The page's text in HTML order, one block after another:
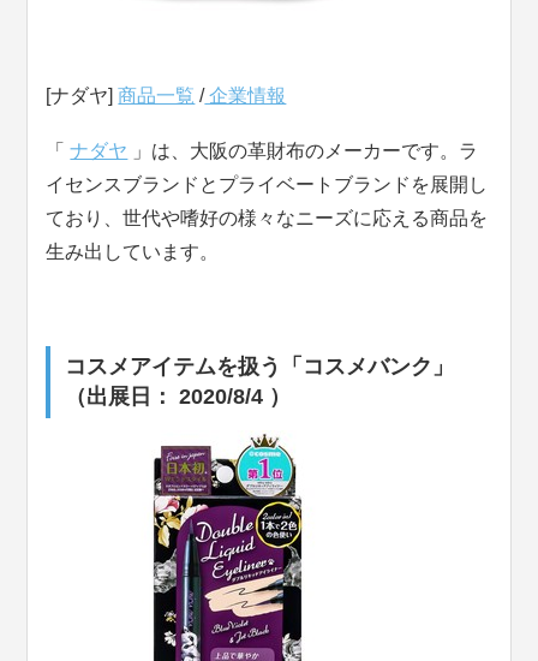
[ナダヤ]商品一覧 /企業情報
「ナダヤ 」は、大阪の革財布のメーカーです。ラ
イセンスブランドとプライベートブランドを展開し
ており、世代や嗜好の様々なニーズに応える商品を
生み出しています。
コスメアイテムを扱う「コスメバンク」
（出展日： 2020/8/4 ）